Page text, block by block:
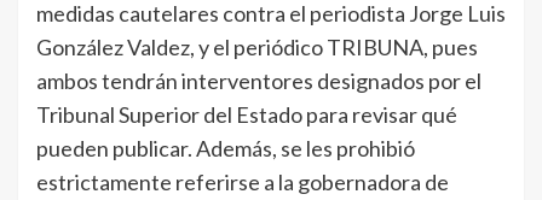
medidas cautelares contra el periodista Jorge Luis
González Valdez, y el periódico TRIBUNA, pues
ambos tendrán interventores designados por el
Tribunal Superior del Estado para revisar qué
pueden publicar. Además, se les prohibió
estrictamente referirse a la gobernadora de